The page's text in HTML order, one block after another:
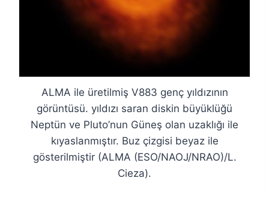
ALMA ile üretilmiş V883 genç yıldızının
görüntüsü. yıldızı saran diskin büyüklüğü
Neptün ve Pluto’nun Güneş olan uzaklığı ile
kıyaslanmıştır. Buz çizgisi beyaz ile
gösterilmiştir (ALMA (ESO/NAOJ/NRAO)/L.
Cieza).